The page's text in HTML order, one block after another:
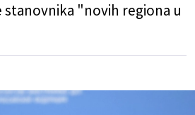
"novih regiona u